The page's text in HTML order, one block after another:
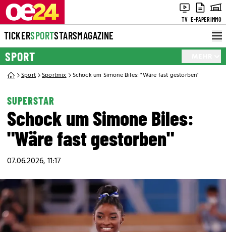
TV E-PAPERIMMO
TICKERSPORTSTARSMAGAZINE
SPORT
Sport Sportmix Schock um Simone Biles: "Wäre fast gestorben"
SUPERSTAR
Schock um Simone Biles:
"Wäre fast gestorben"
07.06.2026, 11:17